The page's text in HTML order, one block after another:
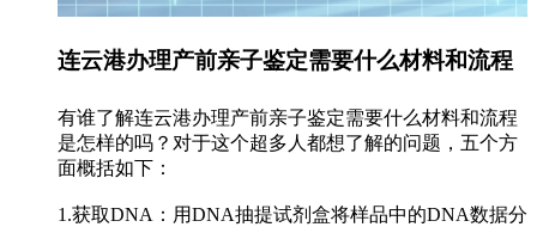
连云港办理产前亲子鉴定需要什么材料和流程
有谁了解连云港办理产前亲子鉴定需要什么材料和流程
是怎样的吗？对于这个超多人都想了解的问题，五个方
面概括如下：
1.获取DNA：用DNA抽提试剂盒将样品中的DNA数据分